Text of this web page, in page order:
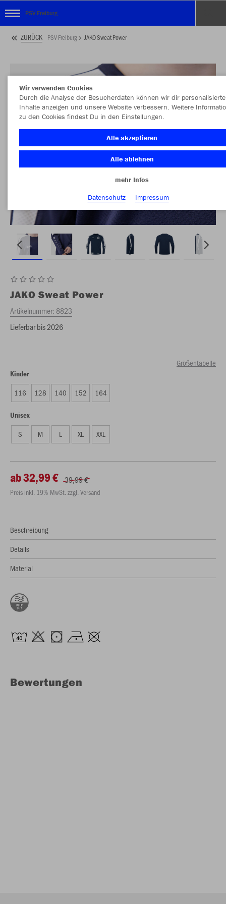
PSV Freiburg
ZURÜCK PSV Freiburg JAKO Sweat Power
JAKO Sweat Power
Artikelnummer:8823
Lieferbar bis 2026
Größentabelle
Kinder
116 128 140 152 164
Unisex
S M L XL XXL
ab 32,99 € 39,99 €
Preis inkl. 19% MwSt. zzgl. Versand
Beschreibung
Details
Material
Bewertungen
Wir verwenden Cookies
Durch die Analyse der Besucherdaten können wir dir personalisierte
Inhalte anzeigen und unsere Website verbessern. Weitere
zu den Cookies findest Du in den Einstellungen.
Alle akzeptieren
Alle ablehnen
mehr Infos
Datenschutz
Impressum